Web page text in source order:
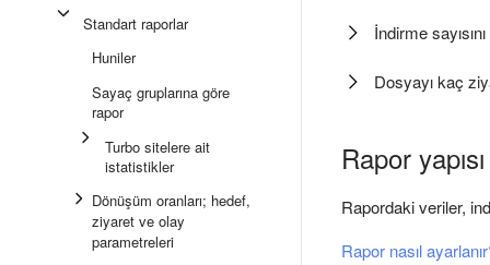
Standart raporlar
Huniler
Sayaç gruplarına göre
rapor
Turbo sitelere ait
istatistikler
Dönüşüm oranları; hedef,
ziyaret ve olay
parametreleri
İndirme
Dosyayı kaç
Rapor
Rapordaki veriler,
Rapor nasıl